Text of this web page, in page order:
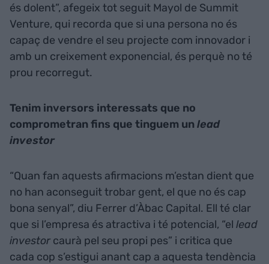
és dolent”, afegeix tot seguit Mayol de Summit
Venture, qui recorda que si una persona no és
capaç de vendre el seu projecte com innovador i
amb un creixement exponencial, és perquè no té
prou recorregut.
Tenim inversors interessats que no
comprometran fins que tinguem un lead
investor
“Quan fan aquests afirmacions m’estan dient que
no han aconseguit trobar gent, el que no és cap
bona senyal”, diu Ferrer d’Àbac Capital. Ell té clar
que si l’empresa és atractiva i té potencial, “el lead
investor caurà pel seu propi pes” i critica que
cada cop s’estigui anant cap a aquesta tendència